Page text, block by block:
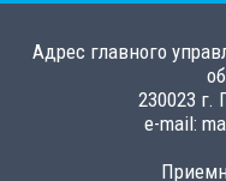
Адрес главного
230023 г.
e-mail: